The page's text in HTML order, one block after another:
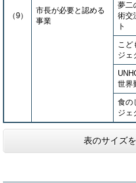
（9）
市長が必要と認める
事業
夢二
術交
ト
こど
ジェ
世界
食の
ジェ
表のサイズ